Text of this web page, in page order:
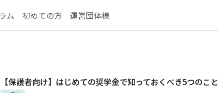
ム 初めての方 運営団体様
【保護者向け】はじめての奨学金で知っておくべき5つのこと